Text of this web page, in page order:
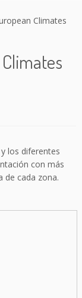
Climates
los diferentes
con más
de cada zona.